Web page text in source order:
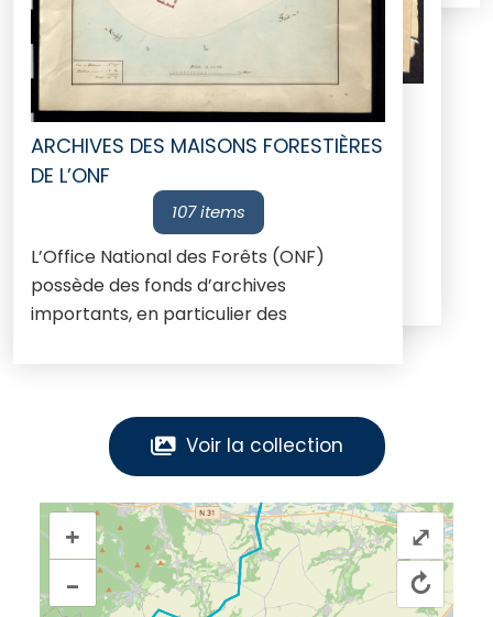
ARCHIVES DES MAISONS FORESTIÈRES
DE L’ONF
107 items
L’Office National des Forêts (ONF)
possède des fonds d’archives
importants, en particulier des
massif de Retz dans l’Aisne.
Voir la collection
+
–
⤢
↻